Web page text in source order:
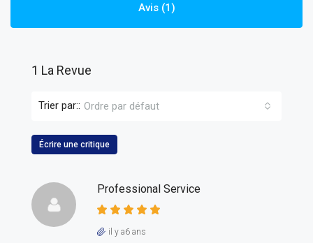
Avis (1)
1 La Revue
Trier par:: Ordre par défaut
Écrire une critique
Professional Service
il y a6 ans